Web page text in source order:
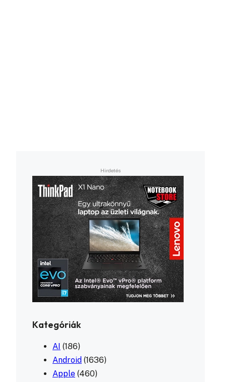
Kategóriák
AI (186)
Android (1636)
Apple (460)